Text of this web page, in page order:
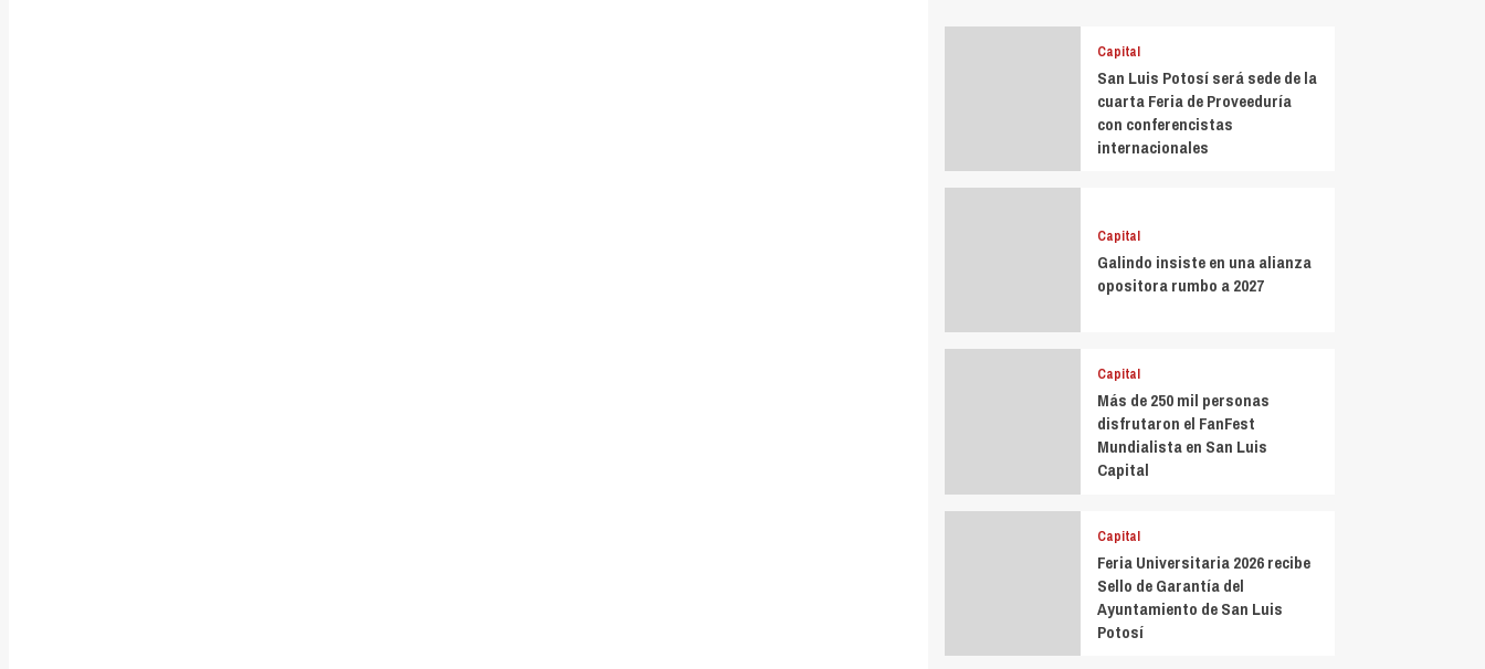
Capital
San Luis Potosí será sede de la
cuarta Feria de Proveeduría
con conferencistas
internacionales
Capital
Galindo insiste en una alianza
opositora rumbo a 2027
Capital
Más de 250 mil personas
disfrutaron el FanFest
Mundialista en San Luis
Capital
Capital
Feria Universitaria 2026 recibe
Sello de Garantía del
Ayuntamiento de San Luis
Potosí